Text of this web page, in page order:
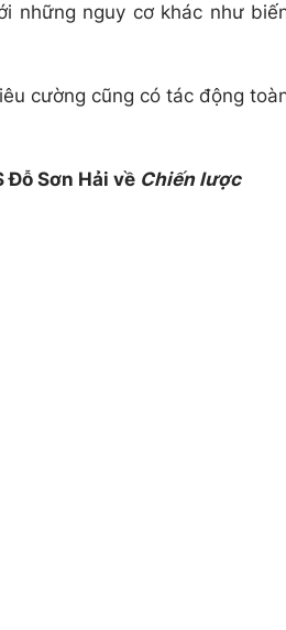
những nguy cơ khác như
cường cũng có tác động
Đỗ Sơn Hải về Chiến lược